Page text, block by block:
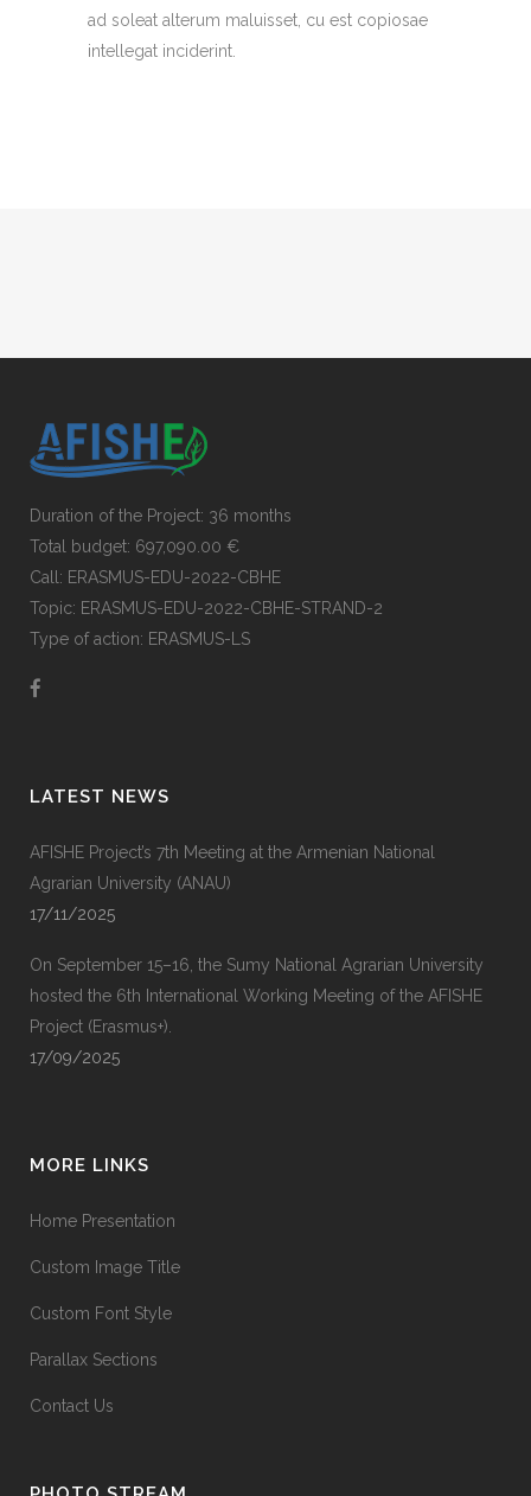
ad soleat alterum maluisset, cu est copiosae
intellegat inciderint.
Duration of the Project: 36 months
Total budget: 697,090.00 €
Call: ERASMUS-EDU-2022-CBHE
Topic: ERASMUS-EDU-2022-CBHE-STRAND-2
Type of action: ERASMUS-LS
LATEST NEWS
AFISHE Project’s 7th Meeting at the Armenian National
Agrarian University (ANAU)
17/11/2025
On September 15–16, the Sumy National Agrarian University
hosted the 6th International Working Meeting of the AFISHE
Project (Erasmus+).
17/09/2025
MORE LINKS
Home Presentation
Custom Image Title
Custom Font Style
Parallax Sections
Contact Us